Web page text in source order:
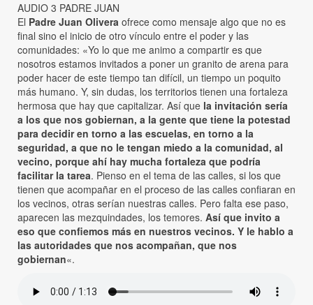
AUDIO 3 PADRE JUAN
El Padre Juan Olivera ofrece como mensaje algo que no es
final sino el inicio de otro vínculo entre el poder y las
comunidades: «Yo lo que me animo a compartir es que
nosotros estamos invitados a poner un granito de arena para
poder hacer de este tiempo tan difícil, un tiempo un poquito
más humano. Y, sin dudas, los territorios tienen una fortaleza
hermosa que hay que capitalizar. Así que la invitación sería
a los que nos gobiernan, a la gente que tiene la potestad
para decidir en torno a las escuelas, en torno a la
seguridad, a que no le tengan miedo a la comunidad, al
vecino, porque ahí hay mucha fortaleza que podría
facilitar la tarea. Pienso en el tema de las calles, si los que
tienen que acompañar en el proceso de las calles confiaran en
los vecinos, otras serían nuestras calles. Pero falta ese paso,
aparecen las mezquindades, los temores. Así que invito a
eso que confiemos más en nuestros vecinos. Y le hablo a
las autoridades que nos acompañan, que nos
gobiernan«.